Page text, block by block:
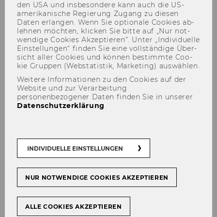
Public Money for Public Good
TEILEN TEILEN
den USA und ins­be­son­de­re kann auch die US-​
amerikanische Re­gie­rung Zu­gang zu die­sen
Daten er­lan­gen. Wenn Sie op­tio­na­le Coo­kies ab­
leh­nen möch­ten, kli­cken Sie bitte auf „Nur not­
wen­di­ge Coo­kies Ak­zep­tie­ren“. Unter „In­di­vi­du­el­le
Ein­stel­lun­gen“ fin­den Sie eine voll­stän­di­ge Über­
sicht aller Coo­kies und kön­nen be­stimm­te Coo­
kie Grup­pen (Web­sta­tis­tik, Mar­ke­ting) aus­wäh­len.
Weitere Informationen zu den Cookies auf der
Website und zur Verarbeitung
personenbezogener Daten finden Sie in unserer
Datenschutzerklärung
INDIVIDUELLE EINSTELLUNGEN
NUR NOTWENDIGE COOKIES AKZEPTIEREN
ALLE COOKIES AKZEPTIEREN